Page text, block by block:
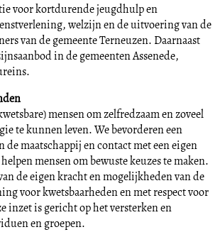
voor kortdurende jeugdhulp en
welzijn en de uitvoering van de
van de gemeente Terneuzen. Daarnaast
in de gemeenten Assenede,
mensen om zelfredzaam en zoveel
te kunnen leven. We bevorderen een
de maatschappij en contact met een eigen
mensen om bewuste keuzes te maken.
de eigen kracht en mogelijkheden van de
voor kwetsbaarheden en met respect voor
inzet is gericht op het versterken en
en groepen.